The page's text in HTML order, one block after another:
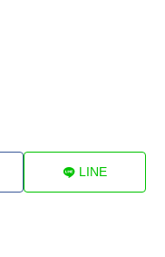
LINE